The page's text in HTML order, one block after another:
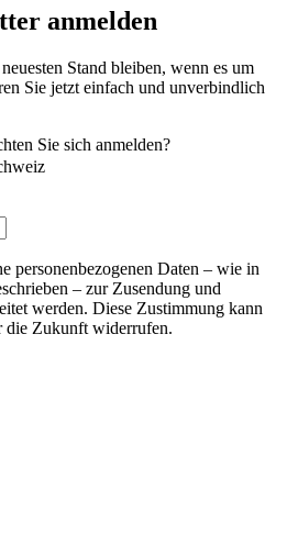
anmelden
Stand bleiben, wenn es um
Sie jetzt einfach und unverbindlich
Sie sich anmelden?
personenbezogenen Daten – wie in
– zur Zusendung und
werden. Diese Zustimmung kann
die Zukunft widerrufen.